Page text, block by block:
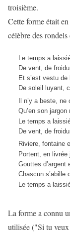
troisième.
Cette forme était
célèbre des
Le temps a
De vent, de
Et s’est vestu de
De soleil luyant,
Il n’y a beste, ne
Qu’en son
Le temps a
De vent, de
Riviere, fontaine
Portent, en livrée
Gouttes d’argent
Chascun s’abille
Le temps a
La forme a connu
utilisée ("Si tu